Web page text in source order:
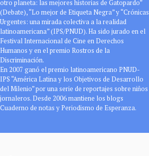
otro planeta: las mejores historias de Gatopardo”
(Debate), “Lo mejor de Etiqueta Negra” y “Crónicas
Urgentes: una mirada colectiva a la realidad
latinoamericana” (IPS/PNUD). Ha sido jurado en el
Festival Internacional de Cine en Derechos
Humanos y en el premio Rostros de la
Discriminación.
En 2007 ganó el premio latinoamericano PNUD-
IPS “América Latina y los Objetivos de Desarrollo
del Milenio” por una serie de reportajes sobre niños
jornaleros. Desde 2006 mantiene los blogs
Cuaderno de notas y Periodismo de Esperanza.